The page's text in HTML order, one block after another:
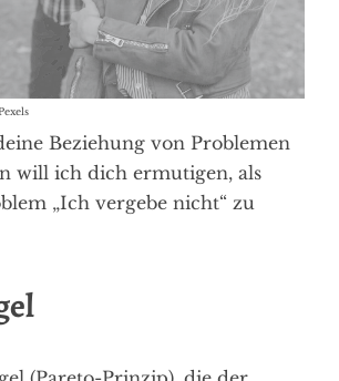
Beziehung von Problemen
will ich dich ermutigen, als
„Ich vergebe nicht“ zu